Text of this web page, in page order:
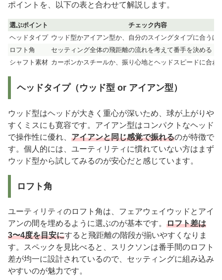
ポイントを、以下の表と合わせて解説します。
選ぶポイント
チェック内容
ヘッドタイプ ウッド型かアイアン型か、自分のスイングタイプに合うほ
ロフト角
セッティング全体の飛距離の流れを考えて番手を決める
シャフト素材 カーボンかスチールか、振り心地とヘッドスピードに合わ
ヘッドタイプ（ウッド型 or アイアン型）
ウッド型はヘッドが大きく重心が深いため、球が上がりや
すくミスにも寛容です。アイアン型はコンパクトなヘッド
で操作性に優れ、 アイアンと同じ感覚で振れるのが特徴で
す。個人的には、ユーティリティに慣れていない方はまず
ウッド型から試してみるのが安心だと感じています。
ロフト角
ユーティリティのロフト角は、フェアウェイウッドとアイ
アンの間を埋めるように選ぶのが基本です。 ロフト差は
3〜4度を目安にすると飛距離の階段が揃いやすくなりま
す。スペックを見比べると、スリクソンは番手間のロフト
差が均一に設計されているので、セッティングに組み込み
やすいのが魅力です。